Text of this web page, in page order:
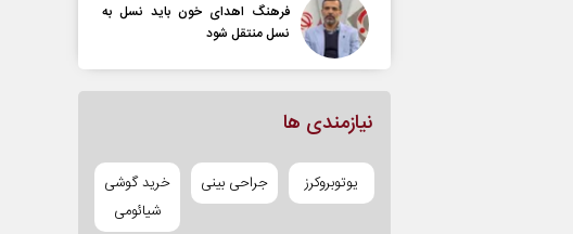
فرهنگ اهدای خون باید نسل به
نسل منتقل شود
نیازمندی ها
یوتوبروکرز جراحی بینی
خرید گوشی
شیائومی